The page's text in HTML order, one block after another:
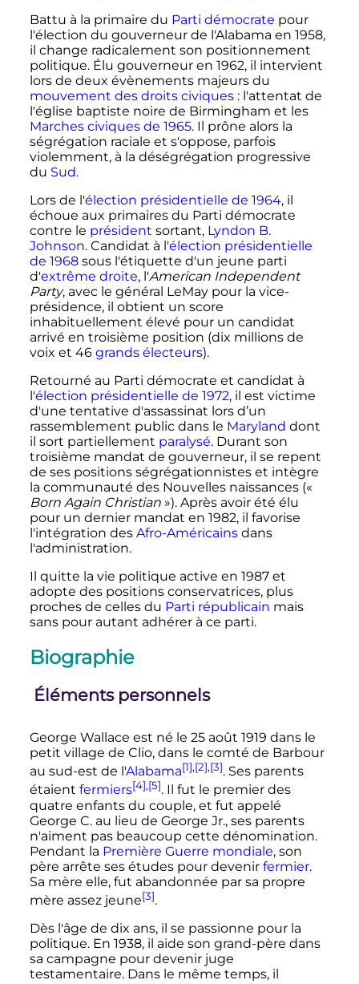
Battu à la primaire du Parti démocrate pour
l'élection du gouverneur de l'Alabama en 1958,
il change radicalement son positionnement
politique. Élu gouverneur en 1962, il intervient
lors de deux évènements majeurs du
mouvement des droits civiques : l'attentat de
l'église baptiste noire de Birmingham et les
Marches civiques de 1965. Il prône alors la
ségrégation raciale et s'oppose, parfois
violemment, à la déségrégation progressive
du Sud.
Lors de l'élection présidentielle de 1964, il
échoue aux primaires du Parti démocrate
contre le président sortant, Lyndon B.
Johnson. Candidat à l'élection présidentielle
de 1968sous l'étiquette d'un jeune parti
d'extrême droite, l'American Independent
Party, avec le général LeMay pour la vice-
présidence, il obtient un score
inhabituellement élevé pour un candidat
arrivé en troisième position (dix millionsde
voix et 46 grands électeurs).
Retourné au Parti démocrate et candidat à
l'élection présidentielle de 1972, il est victime
d'une tentative d'assassinat lors d’un
rassemblement public dans le Maryland dont
il sort partiellement paralysé. Durant son
troisième mandat de gouverneur, il se repent
de ses positions ségrégationnistes et intègre
la communauté des Nouvelles naissances («
Born Again Christian»). Après avoir été élu
pour un dernier mandat en 1982, il favorise
l'intégration des Afro-Américainsdans
l'administration.
Il quitte la vie politique active en 1987 et
adopte des positions conservatrices, plus
proches de celles du Parti républicain mais
sans pour autant adhérer à ce parti.
Biographie
Éléments personnels
George Wallace est né le 25 août 1919 dans le
petit village de Clio, dans le comté de Barbour
au sud-est de l'Alabama[1],[2],[3]. Ses parents
étaient fermiers[4],[5]. Il fut le premier des
quatre enfants du couple, et fut appelé
George C. au lieu de George Jr., ses parents
n'aiment pas beaucoup cette dénomination.
Pendant la Première Guerre mondiale, son
père arrête ses études pour devenir fermier.
Sa mère elle, fut abandonnée par sa propre
mère assez jeune[3].
Dès l'âge de dix ans, il se passionne pour la
politique. En 1938, il aide son grand-père dans
sa campagne pour devenir juge
testamentaire. Dans le même temps, il